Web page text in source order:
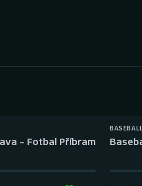
– Fotbal Příbram